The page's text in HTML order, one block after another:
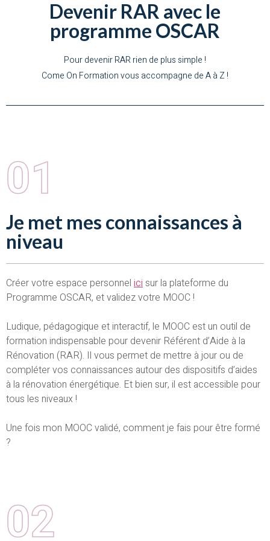
Devenir RAR avec le
programme OSCAR
Pour devenir RAR rien de plus simple !
Come On Formation vous accompagne de A à Z !
01
Je met mes connaissances à
niveau
Créer votre espace personnel ici sur la plateforme du
Programme OSCAR, et validez votre MOOC !
Ludique, pédagogique et interactif, le MOOC est un outil de
formation indispensable pour devenir Référent d’Aide à la
Rénovation (RAR). Il vous permet de mettre à jour ou de
compléter vos connaissances autour des dispositifs d’aides
à la rénovation énergétique. Et bien sur, il est accessible pour
tous les niveaux !
Une fois mon MOOC validé, comment je fais pour être formé
?
02